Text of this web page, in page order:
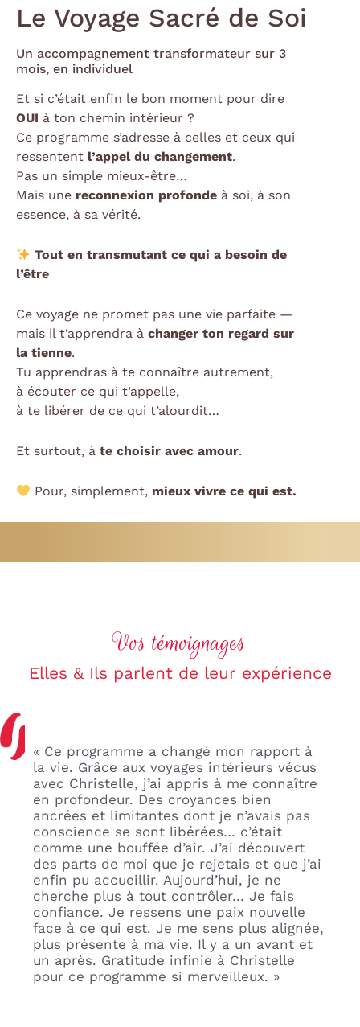
Le Voyage Sacré de Soi
Un accompagnement transformateur sur 3
mois, en individuel
Et si c’était enfin le bon moment pour dire
OUI à ton chemin intérieur ?
Ce programme s’adresse à celles et ceux qui
ressentent l’appel du changement.
Pas un simple mieux-être…
Mais une reconnexion profonde à soi, à son
essence, à sa vérité.
Tout en transmutant ce qui a besoin de
l’être
Ce voyage ne promet pas une vie parfaite —
mais il t’apprendra à changer ton regard sur
la tienne.
Tu apprendras à te connaître autrement,
à écouter ce qui t’appelle,
à te libérer de ce qui t’alourdit…
Et surtout, à te choisir avec amour.
Pour, simplement, mieux vivre ce qui est.
Vos témoignages
Elles & Ils parlent de leur expérience
« Ce programme a changé mon rapport à
la vie. Grâce aux voyages intérieurs vécus
avec Christelle, j’ai appris à me connaître
en profondeur. Des croyances bien
ancrées et limitantes dont je n’avais pas
conscience se sont libérées… c’était
comme une bouffée d’air. J’ai découvert
des parts de moi que je rejetais et que j’ai
enfin pu accueillir. Aujourd’hui, je ne
cherche plus à tout contrôler… Je fais
confiance. Je ressens une paix nouvelle
face à ce qui est. Je me sens plus alignée,
plus présente à ma vie. Il y a un avant et
un après. Gratitude infinie à Christelle
pour ce programme si merveilleux. »